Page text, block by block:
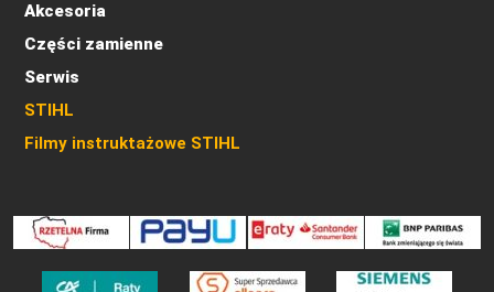
Akcesoria
Części zamienne
Serwis
STIHL
Filmy instruktażowe STIHL